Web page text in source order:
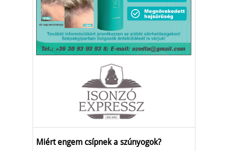
Miért engem csípnek a szúnyogok?